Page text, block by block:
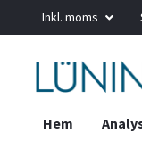
Inkl. moms
Hem